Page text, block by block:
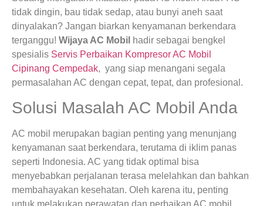
tidak dingin, bau tidak sedap, atau bunyi aneh saat
dinyalakan? Jangan biarkan kenyamanan berkendara
terganggu! Wijaya AC Mobil hadir sebagai bengkel
spesialis Servis Perbaikan Kompresor AC Mobil
Cipinang Cempedak, yang siap menangani segala
permasalahan AC dengan cepat, tepat, dan profesional.
Solusi Masalah AC Mobil Anda
AC mobil merupakan bagian penting yang menunjang
kenyamanan saat berkendara, terutama di iklim panas
seperti Indonesia. AC yang tidak optimal bisa
menyebabkan perjalanan terasa melelahkan dan bahkan
membahayakan kesehatan. Oleh karena itu, penting